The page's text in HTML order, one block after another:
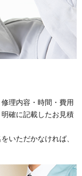
理内容・時間・費用
確に記載したお見積
いただかなければ、